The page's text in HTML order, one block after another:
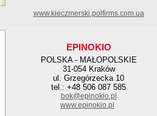
www.kieczmerski.polfirms.com.ua
EPINOKIO
POLSKA - MAŁOPOLSKIE
31-054 Kraków
ul. Grzegórzecka 10
tel.: +48 506 087 585
bok@epinokio.pl
www.epinokio.pl